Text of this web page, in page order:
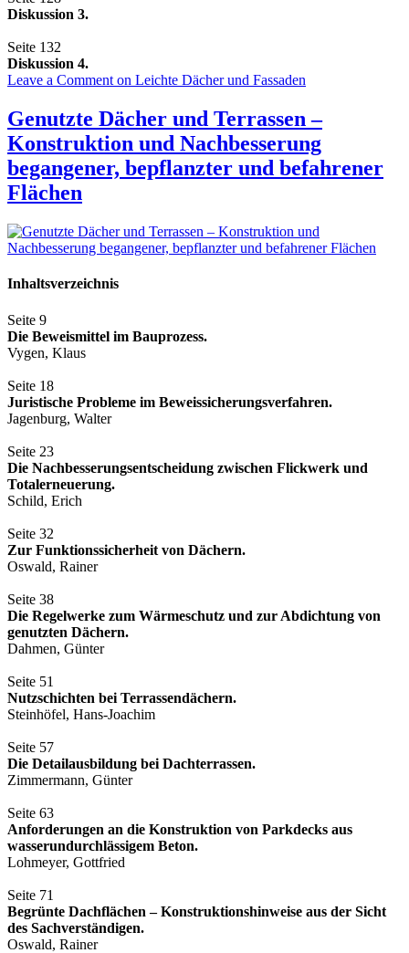
Diskussion 3.
Seite 132
Diskussion 4.
Leave a Comment on Leichte Dächer und Fassaden
Genutzte Dächer und Terrassen –
Konstruktion und Nachbesserung
begangener, bepflanzter und befahrener
Flächen
Inhaltsverzeichnis
Seite 9
Die Beweismittel im Bauprozess.
Vygen, Klaus
Seite 18
Juristische Probleme im Beweissicherungsverfahren.
Jagenburg, Walter
Seite 23
Die Nachbesserungsentscheidung zwischen Flickwerk und
Totalerneuerung.
Schild, Erich
Seite 32
Zur Funktionssicherheit von Dächern.
Oswald, Rainer
Seite 38
Die Regelwerke zum Wärmeschutz und zur Abdichtung von
genutzten Dächern.
Dahmen, Günter
Seite 51
Nutzschichten bei Terrassendächern.
Steinhöfel, Hans-Joachim
Seite 57
Die Detailausbildung bei Dachterrassen.
Zimmermann, Günter
Seite 63
Anforderungen an die Konstruktion von Parkdecks aus
wasserundurchlässigem Beton.
Lohmeyer, Gottfried
Seite 71
Begrünte Dachflächen – Konstruktionshinweise aus der Sicht
des Sachverständigen.
Oswald, Rainer